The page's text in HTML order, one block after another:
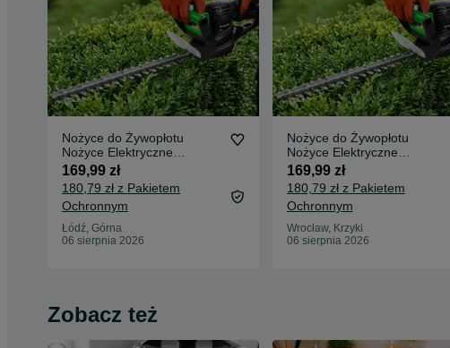
Nożyce do Żywopłotu
Nożyce Elektryczne
Przycinarka 1500W do
Ogrodu
169,99 zł
180,79 zł z Pakietem
Ochronnym
Łódź, Górna
06 sierpnia 2026
Nożyce do Żywopłotu
Nożyce Elektryczne
Przycinarka 1500W do
Ogrodu
169,99 zł
180,79 zł z Pakietem
Ochronnym
Wrocław, Krzyki
06 sierpnia 2026
Zobacz też